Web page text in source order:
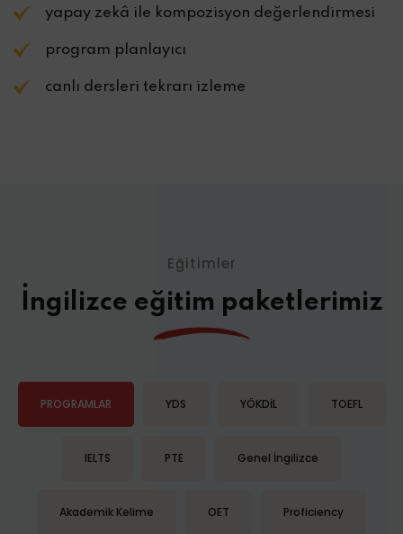
yapay zekâ ile kompozisyon değerlendirmesi
program planlayıcı
canlı dersleri tekrarı izleme
Eğitimler
İngilizce eğitim paketlerimiz
PROGRAMLAR YDS YÖKDİL TOEFL
IELTS PTE Genel İngilizce
Akademik Kelime OET Proficiency